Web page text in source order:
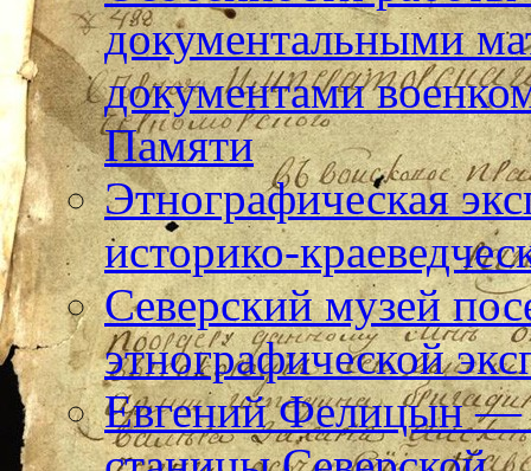
документальными
документами
Памяти
Этнографическая
историко-
Северский музей
этнографической
Евгений Фелицын —